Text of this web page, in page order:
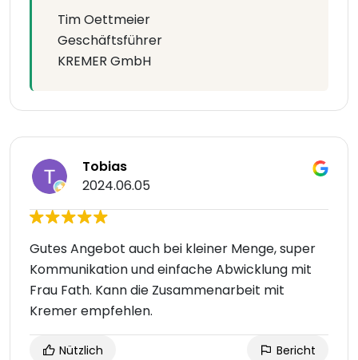
Tim Oettmeier
Geschäftsführer
KREMER GmbH
Tobias
2024.06.05
Gutes Angebot auch bei kleiner Menge, super
Kommunikation und einfache Abwicklung mit
Frau Fath. Kann die Zusammenarbeit mit
Kremer empfehlen.
Nützlich Bericht